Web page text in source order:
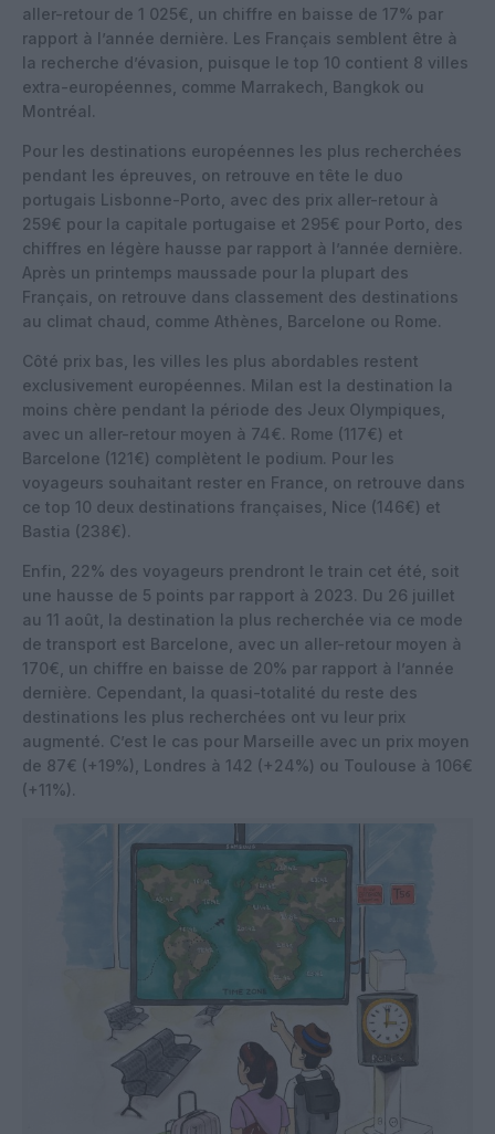
aller-retour de 1 025€, un chiffre en baisse de 17% par
rapport à l’année dernière. Les Français semblent être à
la recherche d’évasion, puisque le top 10 contient 8 villes
extra-européennes, comme Marrakech, Bangkok ou
Montréal.
Pour les destinations européennes les plus recherchées
pendant les épreuves, on retrouve en tête le duo
portugais Lisbonne-Porto, avec des prix aller-retour à
259€ pour la capitale portugaise et 295€ pour Porto, des
chiffres en légère hausse par rapport à l’année dernière.
Après un printemps maussade pour la plupart des
Français, on retrouve dans classement des destinations
au climat chaud, comme Athènes, Barcelone ou Rome.
Côté prix bas, les villes les plus abordables restent
exclusivement européennes. Milan est la destination la
moins chère pendant la période des Jeux Olympiques,
avec un aller-retour moyen à 74€. Rome (117€) et
Barcelone (121€) complètent le podium. Pour les
voyageurs souhaitant rester en France, on retrouve dans
ce top 10 deux destinations françaises, Nice (146€) et
Bastia (238€).
Enfin, 22% des voyageurs prendront le train cet été, soit
une hausse de 5 points par rapport à 2023. Du 26 juillet
au 11 août, la destination la plus recherchée via ce mode
de transport est Barcelone, avec un aller-retour moyen à
170€, un chiffre en baisse de 20% par rapport à l’année
dernière. Cependant, la quasi-totalité du reste des
destinations les plus recherchées ont vu leur prix
augmenté. C’est le cas pour Marseille avec un prix moyen
de 87€ (+19%), Londres à 142 (+24%) ou Toulouse à 106€
(+11%).